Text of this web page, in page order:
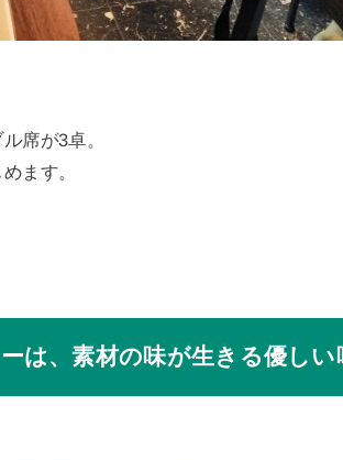
席が3卓。
ます。
は、素材の味が生きる優しい